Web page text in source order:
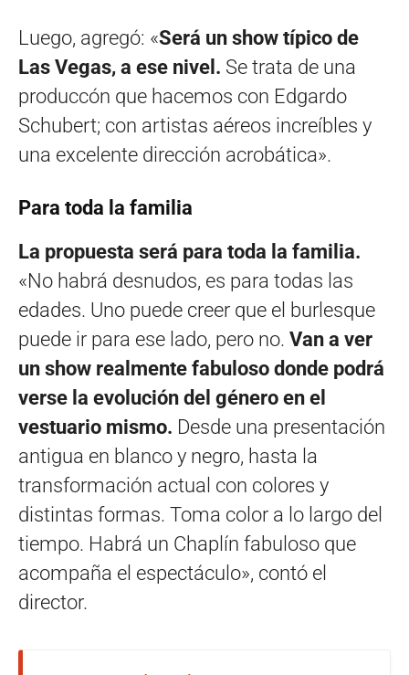
Luego, agregó: «Será un show típico de
Las Vegas, a ese nivel. Se trata de una
produccón que hacemos con Edgardo
Schubert; con artistas aéreos increíbles y
una excelente dirección acrobática».
Para toda la familia
La propuesta será para toda la familia.
«No habrá desnudos, es para todas las
edades. Uno puede creer que el burlesque
puede ir para ese lado, pero no. Van a ver
un show realmente fabuloso donde podrá
verse la evolución del género en el
vestuario mismo. Desde una presentación
antigua en blanco y negro, hasta la
transformación actual con colores y
distintas formas. Toma color a lo largo del
tiempo. Habrá un Chaplín fabuloso que
acompaña el espectáculo», contó el
director.